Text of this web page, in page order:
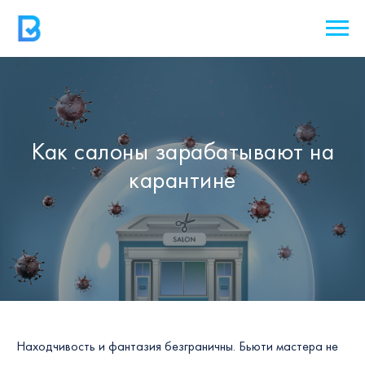
Как салоны зарабатывают на
карантине
Находчивость и фантазия безграничны. Бьюти мастера не